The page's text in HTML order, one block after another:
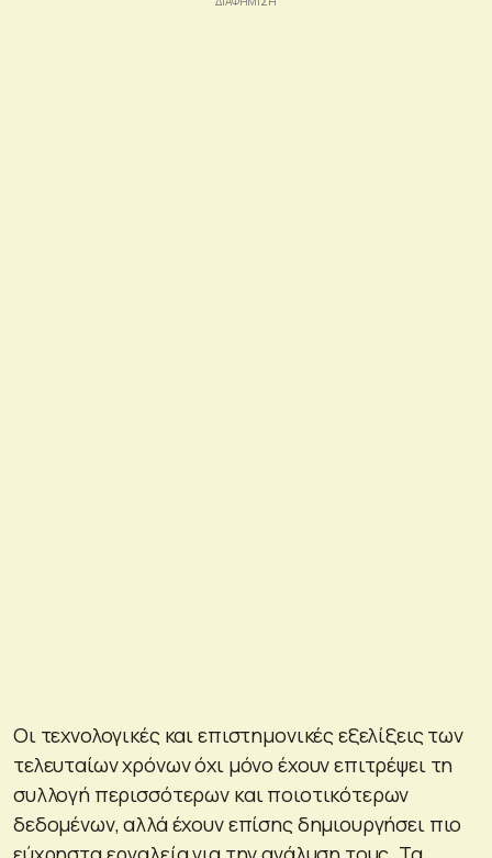
Οι τεχνολογικές και επιστημονικές εξελίξεις των
τελευταίων χρόνων όχι μόνο έχουν επιτρέψει τη
συλλογή περισσότερων και ποιοτικότερων
δεδομένων, αλλά έχουν επίσης δημιουργήσει πιο